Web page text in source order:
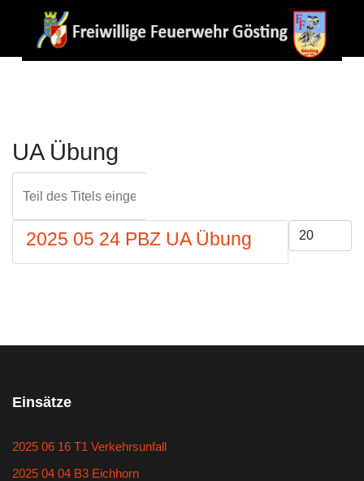
UA Übung
Anzeige #
2025 05 24 PBZ UA Übung
Einsätze
2025 06 16 T1 Verkehrsunfall
2025 04 04 B3 Eichhorn